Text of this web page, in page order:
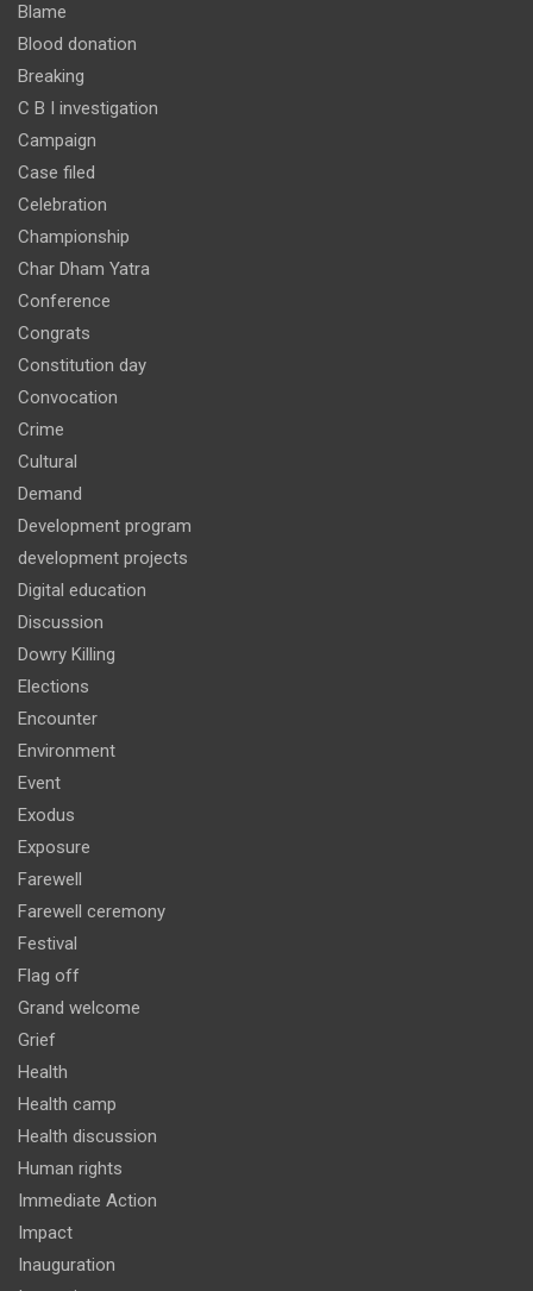
Blame
Blood donation
Breaking
C B I investigation
Campaign
Case filed
Celebration
Championship
Char Dham Yatra
Conference
Congrats
Constitution day
Convocation
Crime
Cultural
Demand
Development program
development projects
Digital education
Discussion
Dowry Killing
Elections
Encounter
Environment
Event
Exodus
Exposure
Farewell
Farewell ceremony
Festival
Flag off
Grand welcome
Grief
Health
Health camp
Health discussion
Human rights
Immediate Action
Impact
Inauguration